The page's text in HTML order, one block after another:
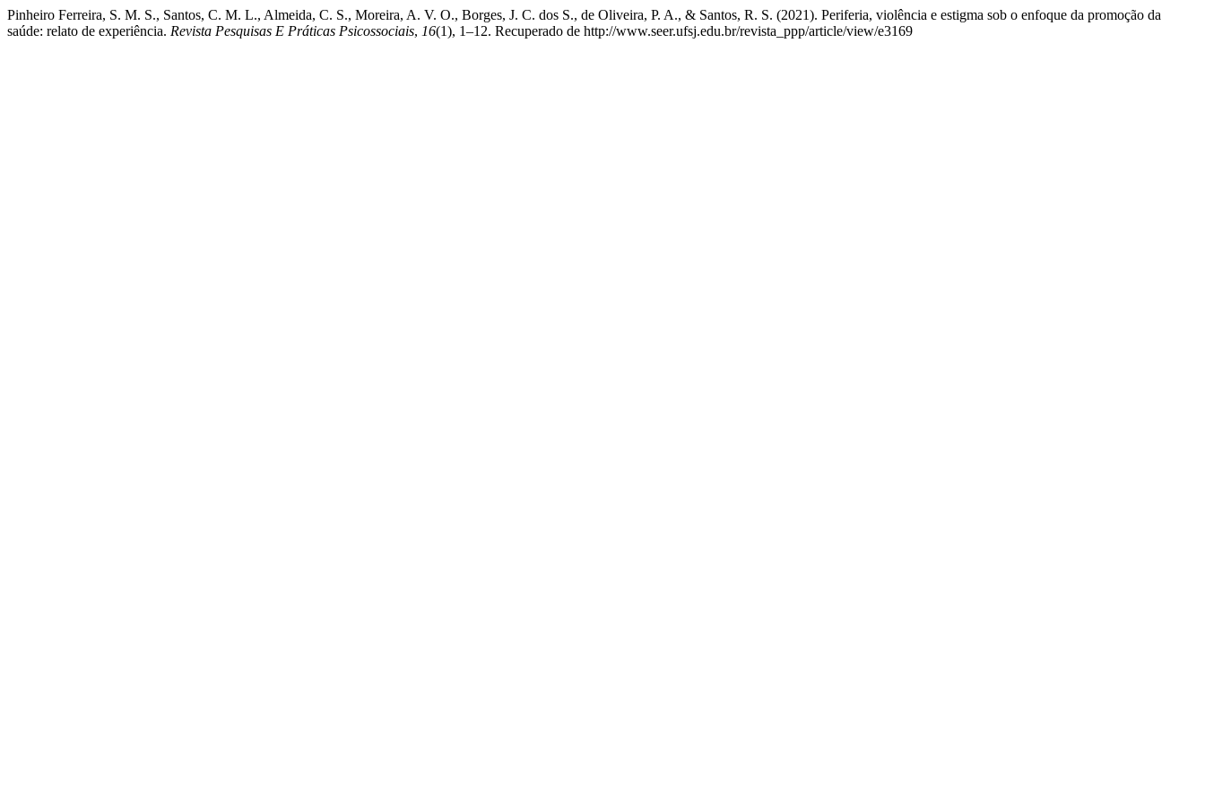
Pinheiro Ferreira, S. M. S., Santos, C. M. L., Almeida, C. S., Moreira, A. V. O., Borges, J. C. dos S., de Oliveira, P. A., & Santos, R. S. (2021). Periferia, violência e estigma sob o enfoque da promoção da
saúde: relato de experiência. Revista Pesquisas E Práticas Psicossociais, 16(1), 1–12. Recuperado de http://www.seer.ufsj.edu.br/revista_ppp/article/view/e3169